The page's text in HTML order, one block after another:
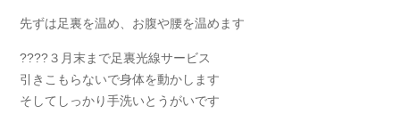
先ずは足裏を温め、お腹や腰を温めます
????３月末まで足裏光線サービス
引きこもらないで身体を動かします
そしてしっかり手洗いとうがいです